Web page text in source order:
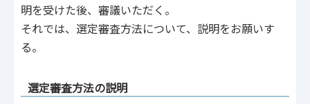
明を受けた後、審議いただく。
それでは、選定審査方法について、説明をお願いす
る。
選定審査方法の説明